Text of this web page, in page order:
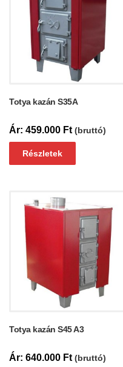
Totya kazán S35A
459.000 Ft (bruttó)
Részletek
Totya kazán S45 A3
640.000 Ft (bruttó)